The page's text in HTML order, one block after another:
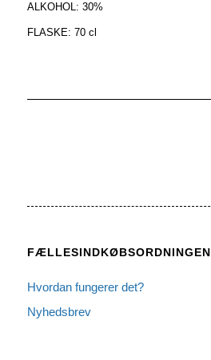
ALKOHOL: 30%
FLASKE: 70 cl
FÆLLESINDKØBSORDNINGEN
Hvordan fungerer det?
Nyhedsbrev